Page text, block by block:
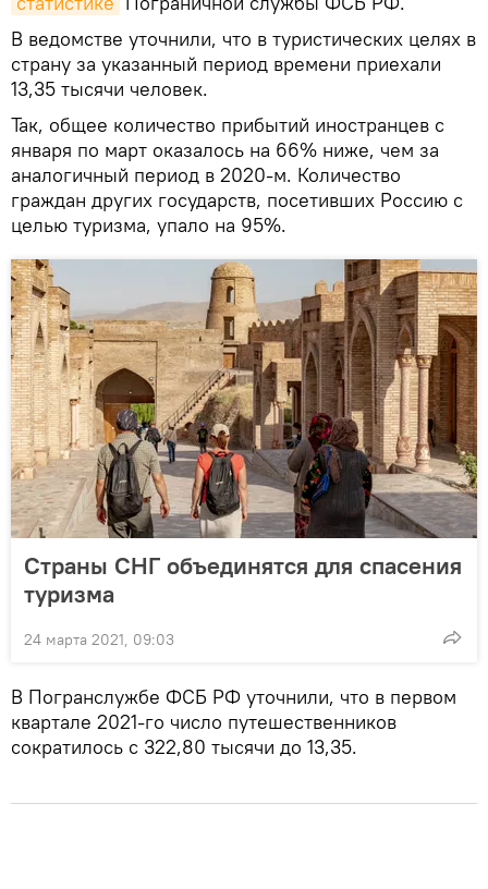
В ведомстве уточнили, что в туристических целях в
страну за указанный период времени приехали
13,35 тысячи человек.
Так, общее количество прибытий иностранцев с
января по март оказалось на 66% ниже, чем за
аналогичный период в 2020-м. Количество
граждан других государств, посетивших Россию с
целью туризма, упало на 95%.
Страны СНГ объединятся для спасения
туризма
24 марта 2021, 09:03
В Погранслужбе ФСБ РФ уточнили, что в первом
квартале 2021-го число путешественников
сократилось с 322,80 тысячи до 13,35.